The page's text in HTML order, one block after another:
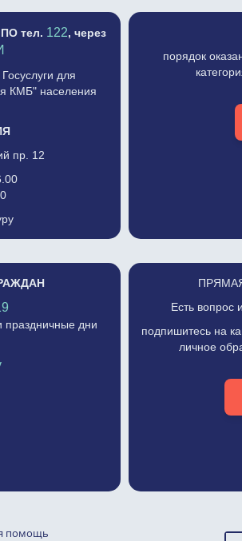
ПО тел. 122, через
для
КМБ" населения
пр. 12
порядок
праздничные дни
Есть вопрос
подпишитесь на
личное
помощь